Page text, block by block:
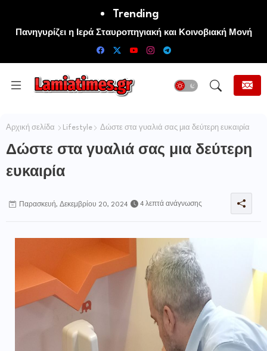
Trending
Πανηγυρίζει η Ιερά Σταυροπηγιακή και Κοινοβιακή Μονή
Μεταμορφώσεως του Σωτήρος Καμενων Βουρλων (Μονή
Αρχική σελίδα Lifestyle Δώστε στα γυαλιά σας μια δεύτερη ευκαιρία
Δώστε στα γυαλιά σας μια δεύτερη
ευκαιρία
Παρασκευή, Δεκεμβρίου 20, 2024 4 λεπτά ανάγνωσης